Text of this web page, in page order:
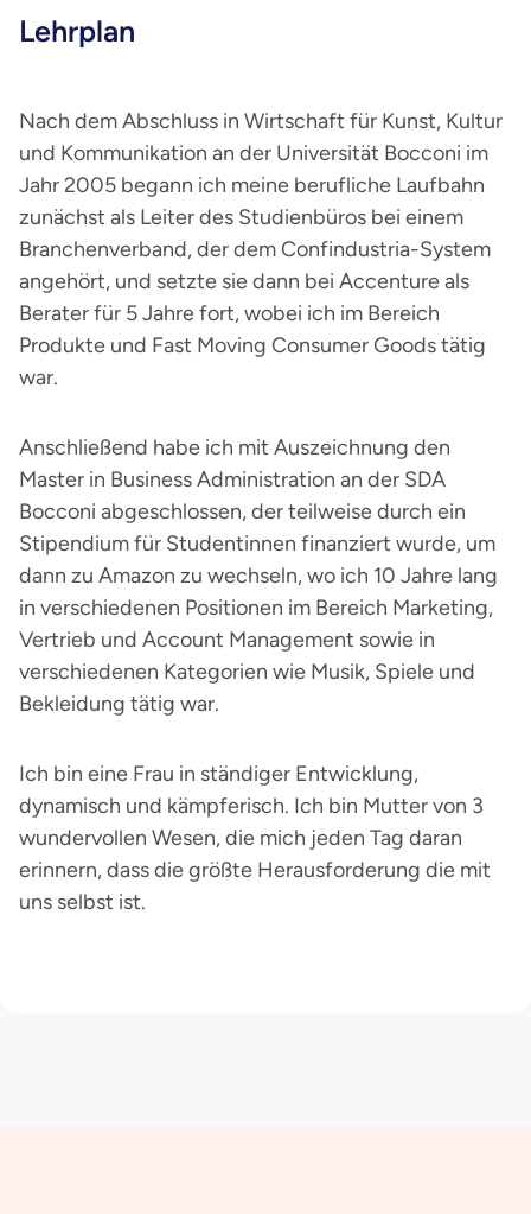
Lehrplan
Nach dem Abschluss in Wirtschaft für Kunst, Kultur
und Kommunikation an der Universität Bocconi im
Jahr 2005 begann ich meine berufliche Laufbahn
zunächst als Leiter des Studienbüros bei einem
Branchenverband, der dem Confindustria-System
angehört, und setzte sie dann bei Accenture als
Berater für 5 Jahre fort, wobei ich im Bereich
Produkte und Fast Moving Consumer Goods tätig
war.
Anschließend habe ich mit Auszeichnung den
Master in Business Administration an der SDA
Bocconi abgeschlossen, der teilweise durch ein
Stipendium für Studentinnen finanziert wurde, um
dann zu Amazon zu wechseln, wo ich 10 Jahre lang
in verschiedenen Positionen im Bereich Marketing,
Vertrieb und Account Management sowie in
verschiedenen Kategorien wie Musik, Spiele und
Bekleidung tätig war.
Ich bin eine Frau in ständiger Entwicklung,
dynamisch und kämpferisch. Ich bin Mutter von 3
wundervollen Wesen, die mich jeden Tag daran
erinnern, dass die größte Herausforderung die mit
uns selbst ist.